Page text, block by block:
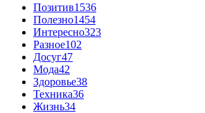
Позитив1536
Полезно1454
Интересно323
Разное102
Досуг47
Мода42
Здоровье38
Техника36
Жизнь34